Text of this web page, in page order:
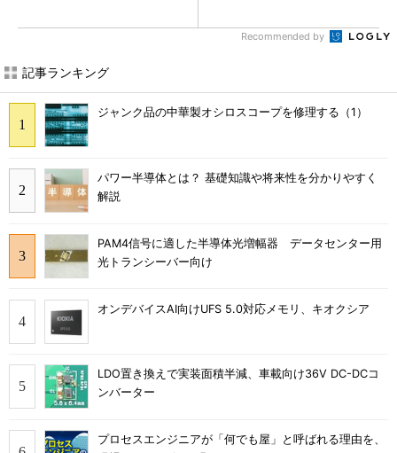
Recommended by
記事ランキング
ジャンク品の中華製オシロスコープを修理する（1）
パワー半導体とは？ 基礎知識や将来性を分かりやすく
解説
PAM4信号に適した半導体光増幅器 データセンター用
光トランシーバー向け
オンデバイスAI向けUFS 5.0対応メモリ、キオクシア
LDO置き換えで実装面積半減、車載向け36V DC-DCコ
ンバーター
プロセスエンジニアが「何でも屋」と呼ばれる理由を、